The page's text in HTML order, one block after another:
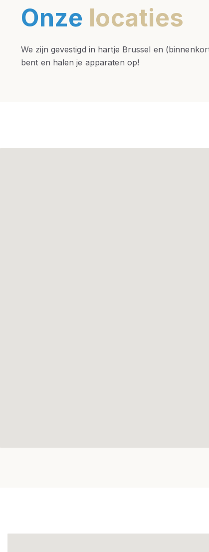
Onze locaties
We zijn gevestigd in hartje Brussel en
bent en halen je apparaten op!